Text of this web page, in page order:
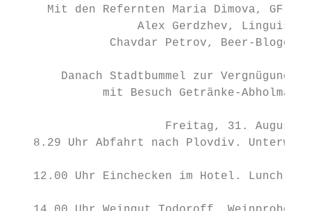
Mit den Refernten Maria Dimova, GF &
Alex Gerdzhev, Linguist
Chavdar Petrov, Beer-Blogger
Danach Stadtbummel zur
mit Besuch Getränke-
Freitag, 31. August
8.29 Uhr Abfahrt nach Plovdiv.
12.00 Uhr Einchecken im Hotel. Lunch